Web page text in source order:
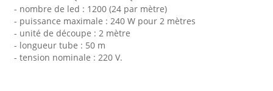
- nombre de led : 1200 (24 par mètre)
- puissance maximale : 240 W pour 2 mètres
- unité de découpe : 2 mètre
- longueur tube : 50 m
- tension nominale : 220 V.